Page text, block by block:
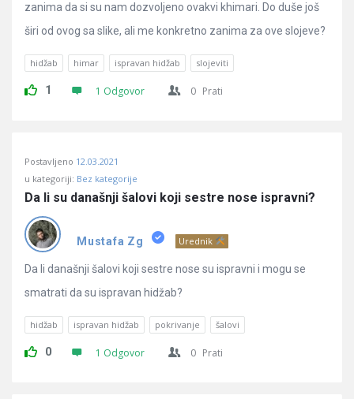
zanima da si su nam dozvoljeno ovakvi khimari. Do duše još
širi od ovog sa slike, ali me konkretno zanima za ove slojeve?
hidžab himar ispravan hidžab slojeviti
1 1 Odgovor 0 Prati
Postavljeno 12.03.2021
u kategoriji: Bez kategorije
Da li su današnji šalovi koji sestre nose ispravni?
Mustafa Zg Urednik
Da li današnji šalovi koji sestre nose su ispravni i mogu se
smatrati da su ispravan hidžab?
hidžab ispravan hidžab pokrivanje šalovi
0 1 Odgovor 0 Prati